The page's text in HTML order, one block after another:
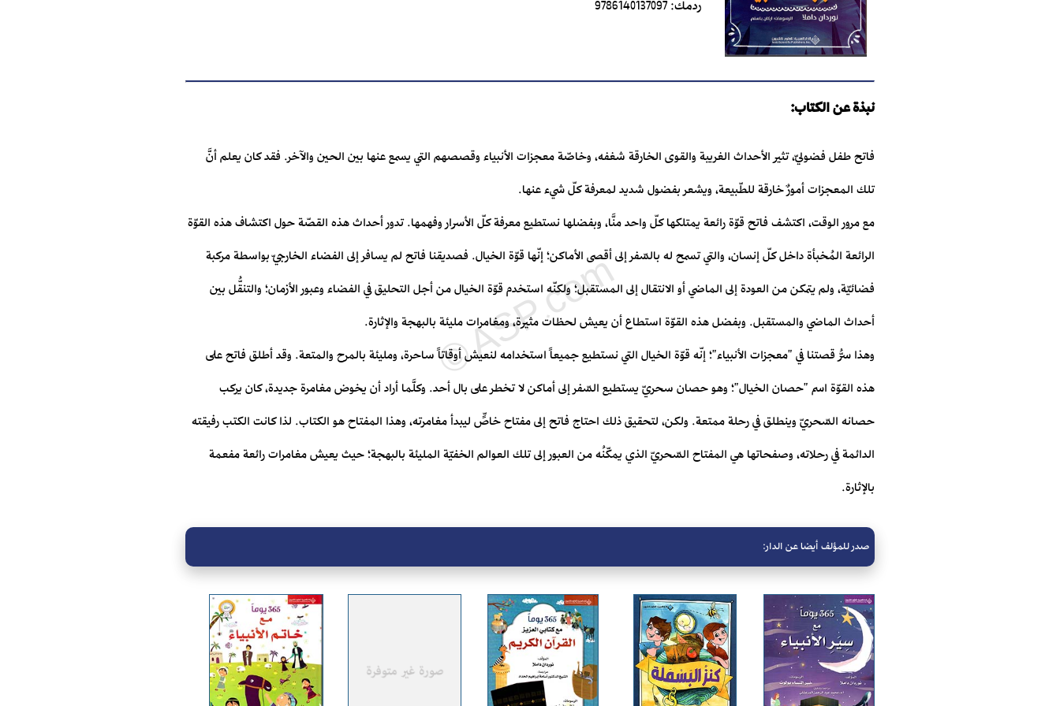
نبذة عن الكتاب:
فاتح طفل فضوليّ، تثير الأحداث الغريبة والقوى الخارقة شغفه، وخاصّة معجزات الأنبياء وقصصهم التي يسمع عنها بين الحين والآخر. فقد كان يعلم أنَّ
تلك المعجزات أمورٌ خارقة للطّبيعة، ويشعر بفضول شديد لمعرفة كلّ شيء عنها.
مع مرور الوقت، اكتشف فاتح قوّة رائعة يمتلكها كلّ واحد منَّا، وبفضلها نستطيع معرفة كلّ الأسرار وفهمها. تدور أحداث هذه القصّة حول اكتشاف هذه القوّة
الرائعة المُخبأة داخل كلّ إنسان، والتي تسمح له بالسّفر إلى أقصى الأماكن؛ إنّها قوّة الخيال. فصديقنا فاتح لم يسافر إلى الفضاء الخارجيّ بواسطة مركبة
فضائيّة، ولم يتمكن من العودة إلى الماضي أو الانتقال إلى المستقبل؛ ولكنّه استخدم قوّة الخيال من أجل التحليق في الفضاء وعبور الأزمان؛ والتنقُّل بين
أحداث الماضي والمستقبل. وبفضل هذه القوّة استطاع أن يعيش لحظات مثيرة، ومغامرات مليئة بالبهجة والإثارة.
وهذا سرُّ قصتنا في "معجزات الأنبياء"؛ إنّه قوّة الخيال التي نستطيع جميعاً استخدامه لنعيش أوقاتاً ساحرة، ومليئة بالمرح والمتعة. وقد أطلق فاتح على
هذه القوّة اسم "حصان الخيال"؛ وهو حصان سحريّ يستطيع السّفر إلى أماكن لا تخطر على بال أحد. وكلَّما أراد أن يخوض مغامرة جديدة، كان يركب
حصانه السّحريّ وينطلق في رحلة ممتعة. ولكن، لتحقيق ذلك احتاج فاتح إلى مفتاح خاصٍّ ليبدأ مغامرته، وهذا المفتاح هو الكتاب. لذا كانت الكتب رفيقته
الدائمة في رحلاته، وصفحاتها هي المفتاح السّحريّ الذي يمكّنُه من العبور إلى تلك العوالم الخفيّة المليئة بالبهجة؛ حيث يعيش مغامرات رائعة مفعمة
بالإثارة.
صدر للمؤلف أيضا عن الدار: